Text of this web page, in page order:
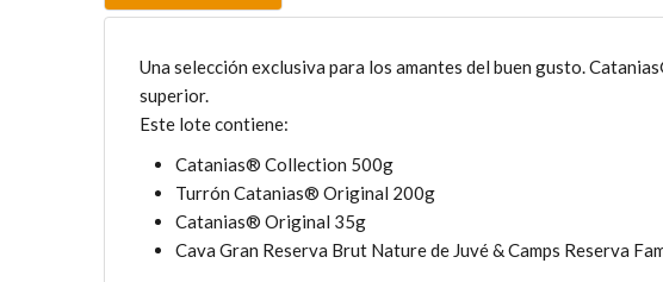
Una selección exclusiva para los amantes del buen gusto.
superior.
Este lote contiene:
Catanias® Collection 500g
Turrón Catanias® Original 200g
Catanias® Original 35g
Cava Gran Reserva Brut Nature de Juvé & Camps Reserva